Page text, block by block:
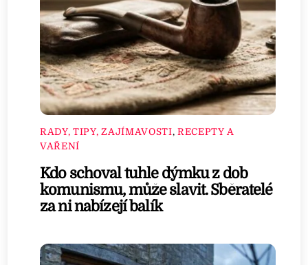
RADY, TIPY, ZAJÍMAVOSTI, RECEPTY A
VAŘENÍ
Kdo schoval tuhle dýmku z dob
komunismu, může slavit. Sběratelé
za ni nabízejí balík